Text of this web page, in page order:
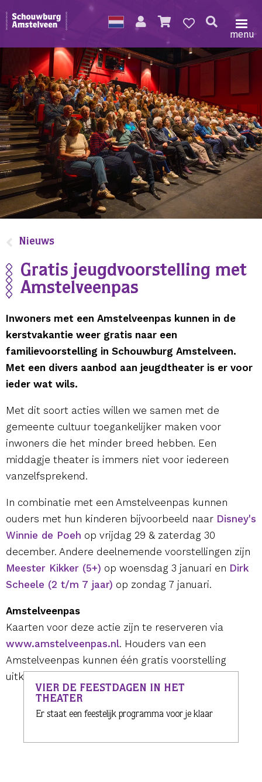
menu
Nieuws
Gratis jeugdvoorstelling met
Amstelveenpas
Inwoners met een Amstelveenpas kunnen in de
kerstvakantie weer gratis naar een
familievoorstelling in Schouwburg Amstelveen.
Met een divers aanbod aan jeugdtheater is er voor
ieder wat wils.
Met dit soort acties willen we samen met de
gemeente cultuur toegankelijker maken voor
inwoners die het minder breed hebben. Een
middagje theater is immers niet voor iedereen
vanzelfsprekend.
In combinatie met een Amstelveenpas kunnen
ouders met hun kinderen bijvoorbeeld naar Disney's
Winnie de Poeh op vrijdag 29 & zaterdag 30
december. Andere deelnemende voorstellingen zijn
Meester Kikker (5+) op woensdag 3 januari en Dirk
Scheele (2 t/m 7 jaar) op zondag 7 januari.
Amstelveenpas
Kaarten voor deze actie zijn te reserveren via
www.amstelveenpas.nl. Houders van een
Amstelveenpas kunnen één gratis voorstelling
uitkiezen voor het hele gezin.
VIER DE FEESTDAGEN IN HET
THEATER
Er staat een feestelijk programma voor je klaar